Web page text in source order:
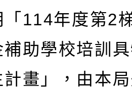
「114年度第2
補助學校培訓
計畫」，由本